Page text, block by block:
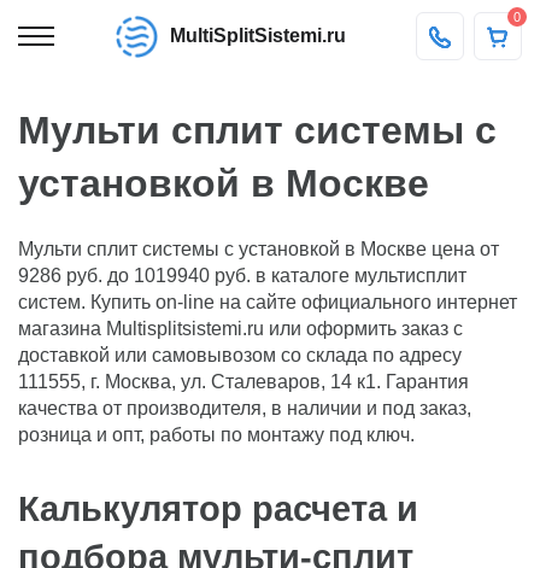
MultiSplitSistemi.ru
0
Мульти сплит системы с
установкой в Москве
Мульти сплит системы с установкой в Москве цена от
9286 руб. до 1019940 руб. в каталоге мультисплит
систем. Купить on-line на сайте официального интернет
магазина Multisplitsistemi.ru или оформить заказ с
доставкой или самовывозом со склада по адресу
111555, г. Москва, ул. Сталеваров, 14 к1. Гарантия
качества от производителя, в наличии и под заказ,
розница и опт, работы по монтажу под ключ.
Калькулятор расчета и
подбора мульти-сплит